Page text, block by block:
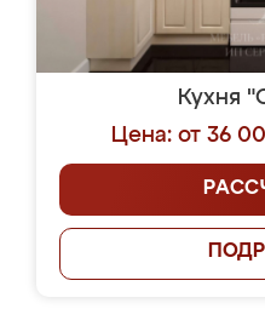
Кухня
Цена: от 36